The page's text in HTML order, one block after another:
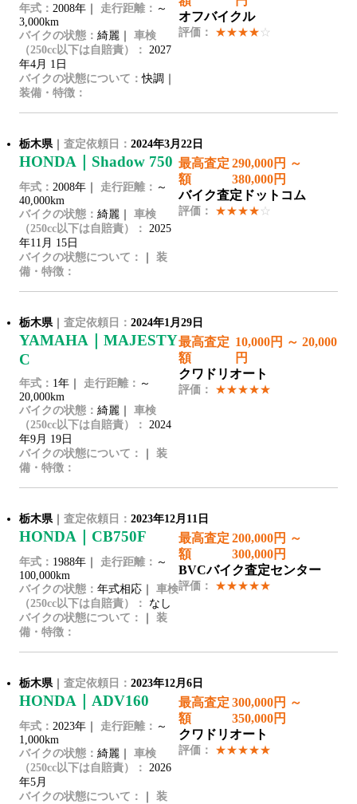
年式： 2008年｜ 走行距離： ～
3,000km
バイクの状態： 綺麗｜ 車検
（250cc以下は自賠責）： 2027
年4月 1日
バイクの状態について：快調｜
装備・特徴：
オフバイクル
評価： ★★★★ ☆
栃木県｜ 査定依頼日： 2024年3月22日
HONDA｜Shadow 750
年式： 2008年｜ 走行距離： ～
40,000km
バイクの状態： 綺麗｜ 車検
（250cc以下は自賠責）： 2025
年11月 15日
バイクの状態について：
装
備・特徴：
最高査定
額
290,000円 ～
380,000円
バイク査定ドットコム
評価： ★★★★ ☆
栃木県｜ 査定依頼日： 2024年1月29日
YAMAHA｜MAJESTY
C
年式： 1年｜ 走行距離： ～
20,000km
バイクの状態： 綺麗｜ 車検
（250cc以下は自賠責）： 2024
年9月 19日
バイクの状態について：
装
備・特徴：
最高査定
額
10,000円 ～ 20,000
円
クワドリオート
評価： ★★★★★
栃木県｜ 査定依頼日： 2023年12月11日
HONDA｜CB750F
年式： 1988年｜ 走行距離： ～
100,000km
バイクの状態： 年式相応｜ 車検
（250cc以下は自賠責）：
なし
バイクの状態について：
装
備・特徴：
最高査定
額
200,000円 ～
300,000円
BVCバイク査定センター
評価： ★★★★★
栃木県｜ 査定依頼日： 2023年12月6日
HONDA｜ADV160
年式： 2023年｜ 走行距離： ～
1,000km
バイクの状態： 綺麗｜ 車検
（250cc以下は自賠責）： 2026
年5月
バイクの状態について：
装
最高査定
額
300,000円 ～
350,000円
クワドリオート
評価： ★★★★★